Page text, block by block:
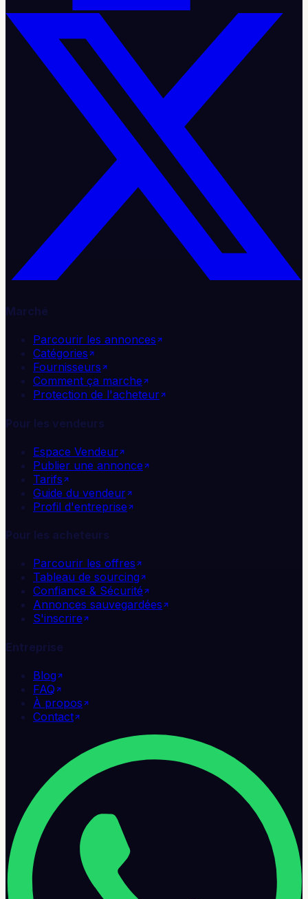
Marché
Parcourir les annonces
Catégories
Fournisseurs
Comment ça marche
Protection de l'acheteur
Pour les vendeurs
Espace Vendeur
Publier une annonce
Tarifs
Guide du vendeur
Profil d'entreprise
Pour les acheteurs
Parcourir les offres
Tableau de sourcing
Confiance & Sécurité
Annonces sauvegardées
S'inscrire
Entreprise
Blog
FAQ
À propos
Contact